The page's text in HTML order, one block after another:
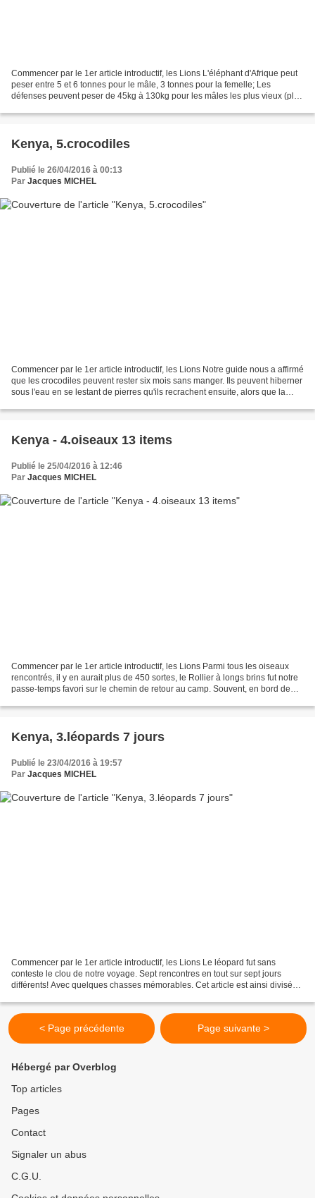
Commencer par le 1er article introductif, les Lions L'éléphant d'Afrique peut
peser entre 5 et 6 tonnes pour le mâle, 3 tonnes pour la femelle; Les
défenses peuvent peser de 45kg à 130kg pour les mâles les plus vieux (plus
Kenya, 5.crocodiles
Publié le 26/04/2016 à 00:13
Par Jacques MICHEL
Commencer par le 1er article introductif, les Lions Notre guide nous a affirmé
que les crocodiles peuvent rester six mois sans manger. Ils peuvent hiberner
sous l'eau en se lestant de pierres qu'ils recrachent ensuite, alors que la
Kenya - 4.oiseaux 13 items
Publié le 25/04/2016 à 12:46
Par Jacques MICHEL
Commencer par le 1er article introductif, les Lions Parmi tous les oiseaux
rencontrés, il y en aurait plus de 450 sortes, le Rollier à longs brins fut notre
passe-temps favori sur le chemin de retour au camp. Souvent, en bord de
Kenya, 3.léopards 7 jours
Publié le 23/04/2016 à 19:57
Par Jacques MICHEL
Commencer par le 1er article introductif, les Lions Le léopard fut sans
conteste le clou de notre voyage. Sept rencontres en tout sur sept jours
différents! Avec quelques chasses mémorables. Cet article est ainsi divisé
< Page précédente Page suivante >
Hébergé par Overblog
Top articles
Pages
Contact
Signaler un abus
C.G.U.